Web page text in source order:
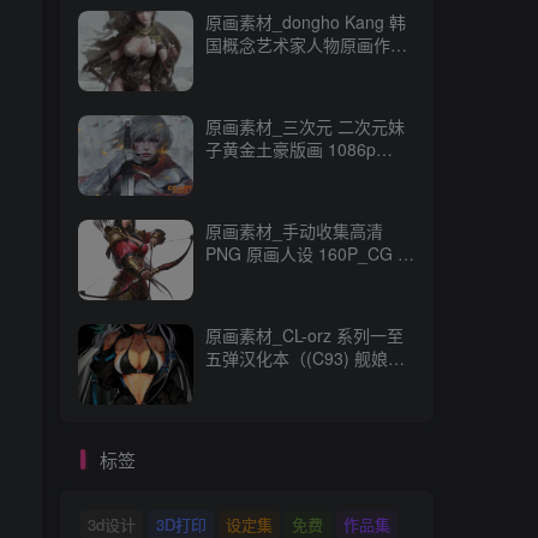
原画素材_dongho Kang 韩
国概念艺术家人物原画作品
原画素材_三次元 二次元妹
子黄金土豪版画 1086p
原画素材_手动收集高清
PNG 原画人设 160P_CG 原
原画素材_CL-orz 系列一至
五弹汉化本（(C93) 舰娘
标签
3d设计 3D打印 设定集 免费 作品集